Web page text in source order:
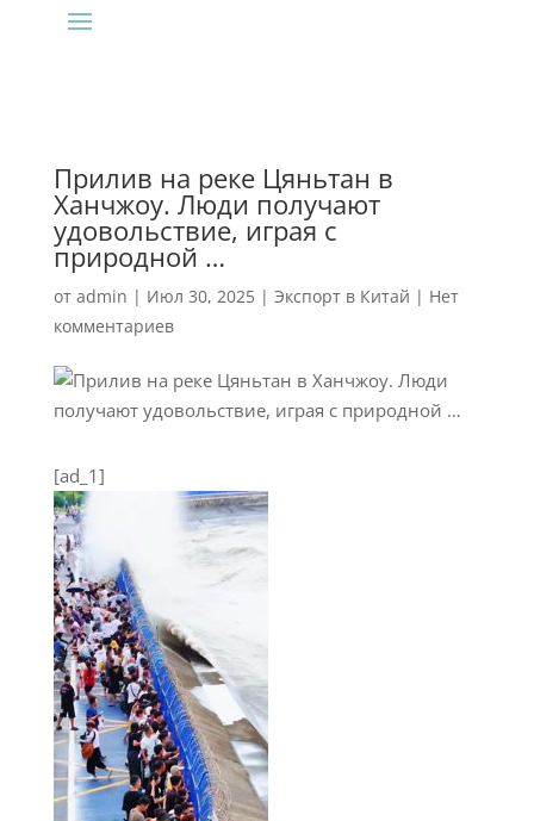
Прилив на реке Цяньтан в
Ханчжоу. Люди получают
удовольствие, играя с
природной …
от admin | Июл 30, 2025| Экспорт в Китай | Нет
комментариев
[ad_1]